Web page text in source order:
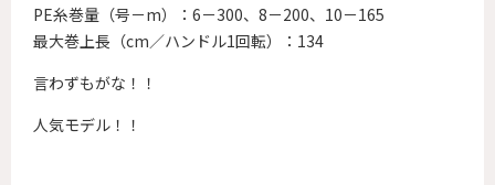
PE糸巻量（号－m）：6－300、8－200、10－165
最大巻上長（cm／ハンドル1回転）：134
言わずもがな！！
人気モデル！！